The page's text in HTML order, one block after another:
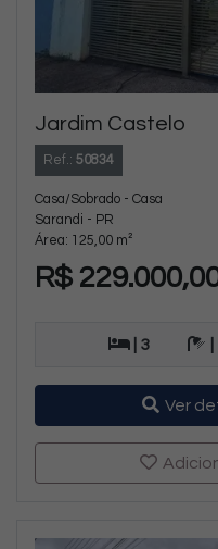
Jardim Castelo
Ref.: 50834
Casa/Sobrado - Casa
Sarandi - PR
Área: 125,00 m²
R$
| 3
Ver